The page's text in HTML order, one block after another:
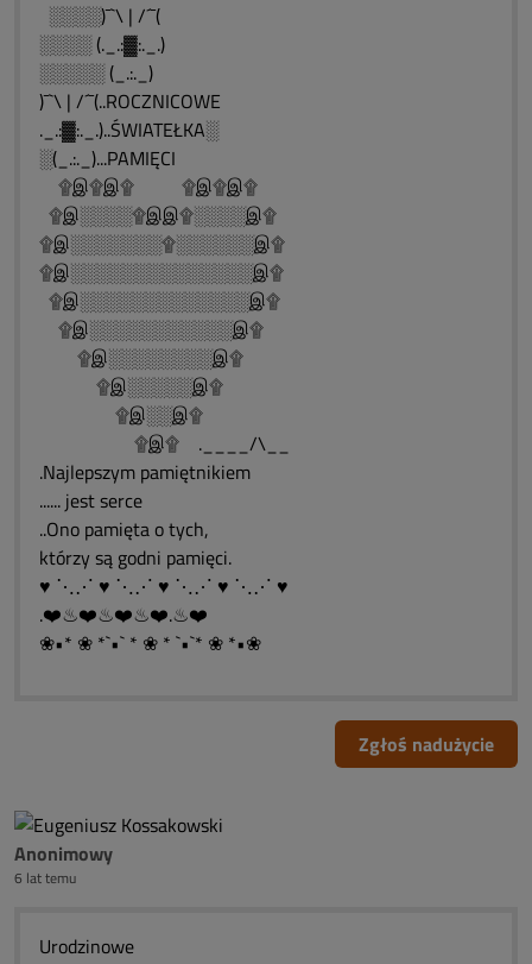
░░░░)¯`\ | /´¯(
░░░░ (._.:▓:._.)
░░░░░ (_.:._)
)¯`\ | /´¯(..ROCZNICOWE
._.:▓:._.)..ŚWIATEŁKA░
░(_.:._)...PAMIĘCI
۩இ۩இ۩ ۩இ۩இ۩
۩இ░░░░۩இஇ۩░░░░இ۩
۩இ░░░░░░░۩░░░░░░இ۩
۩இ░░░░░░░░░░░░░░இ۩
۩இ░░░░░░░░░░░░░இ۩
۩இ░░░░░░░░░░░இ۩
۩இ░░░░░░░░இ۩
۩இ░░░░░இ۩
۩இ░░இ۩
۩இ۩ .____/\__
.Najlepszym pamiętnikiem
...... jest serce
..Ono pamięta o tych,
którzy są godni pamięci.
♥ ⋱⋰ ♥ ⋱⋰ ♥ ⋱⋰ ♥ ⋱⋰ ♥
.❤️♨❤️♨❤️♨❤️.♨❤️
❀•* ❀ *`•` * ❀ * `•`* ❀ *•❀
Zgłoś nadużycie
Anonimowy
6 lat temu
Urodzinowe